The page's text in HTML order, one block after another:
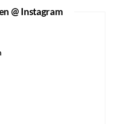
@ Instagram